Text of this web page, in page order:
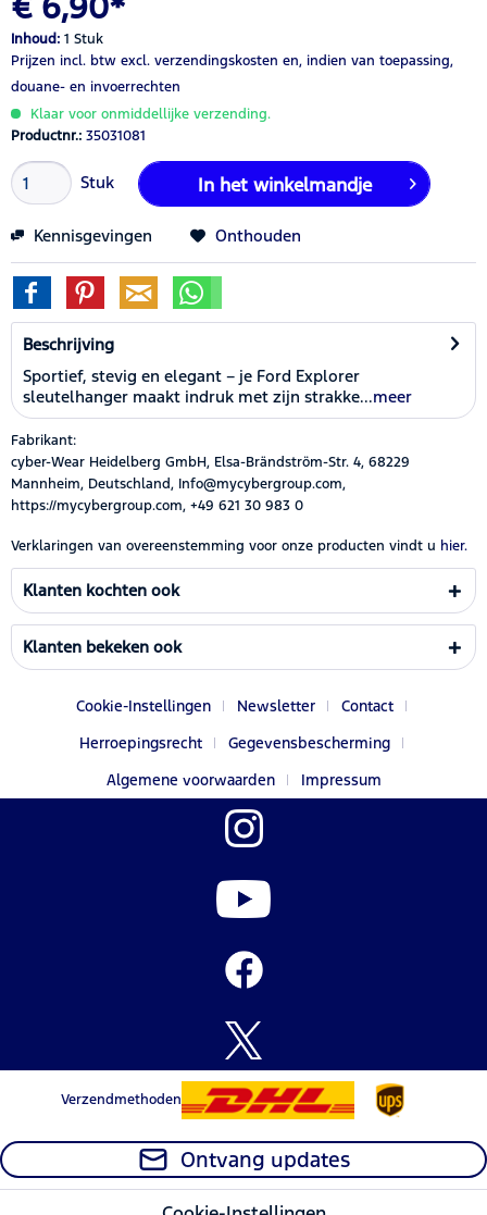
Inhoud: 1 Stuk
Prijzen incl. btw excl. verzendingskosten en, indien van toepassing,
douane- en invoerrechten
Klaar voor onmiddellijke verzending.
Productnr.: 35031081
Stuk In het winkelmandje
Kennisgevingen Onthouden
Beschrijving
Sportief, stevig en elegant – je Ford Explorer
sleutelhanger maakt indruk met zijn strakke...meer
Fabrikant:
cyber-Wear Heidelberg GmbH, Elsa-Brändström-Str. 4, 68229
Mannheim, Deutschland, Info@mycybergroup.com,
https://mycybergroup.com, +49 621 30 983 0
Verklaringen van overeenstemming voor onze producten vindt u hier.
Klanten kochten ook
Klanten bekeken ook
Cookie-Instellingen Newsletter
Contact
Herroepingsrecht
Gegevensbescherming
Algemene voorwaarden
Impressum
Verzendmethoden
Ontvang updates